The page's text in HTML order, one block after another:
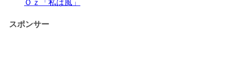
Ｏｚ「私は風」
スポンサー